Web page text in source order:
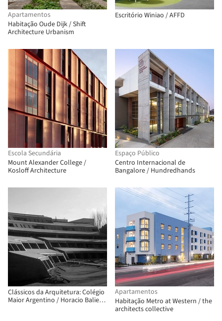
Apartamentos
Habitação Oude Dijk / Shift
Architecture Urbanism
Escritório Winiao / AFFD
Escola Secundária
Mount Alexander College /
Kosloff Architecture
Espaço Público
Centro Internacional de
Bangalore / Hundredhands
Clássicos da Arquitetura: Colégio
Maior Argentino / Horacio Baliero
Apartamentos
Habitação Metro at Western / the
architects collective